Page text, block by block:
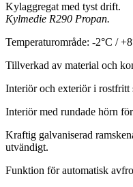
Kylaggregat med tyst drift.
Kylmedie R290 Propan.
Temperaturområde: -2°C /
Tillverkad av material och
Interiör och exteriör i
Interiör med rundade hörn
Kraftig galvaniserad
utvändigt.
Funktion för automatisk